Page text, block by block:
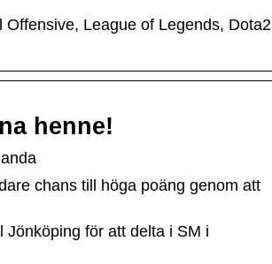
League of Legends, Dota2
henne!
chans till höga poäng genom att
Jönköping för att delta i SM i